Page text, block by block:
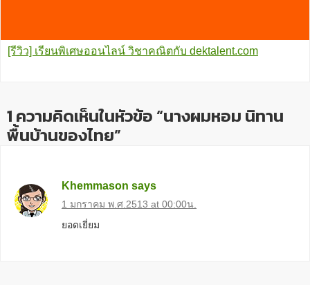
[รีวิว] เรียนพิเศษออนไลน์ วิชาคณิตกับ dektalent.com
1 ความคิดเห็นในหัวข้อ “นางผมหอม นิทาน
พื้นบ้านของไทย”
Khemmason says
1 มกราคม พ.ศ.2513 at 00:00น.
ยอดเยี่ยม